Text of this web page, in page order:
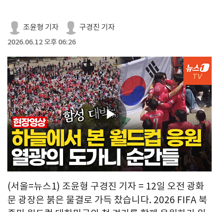
조윤형 기자 구경진 기자
2026.06.12 오후 06:26
Play
Video
(서울=뉴스1) 조윤형 구경진 기자 = 12일 오전 광화
문 광장은 붉은 물결로 가득 찼습니다. 2026 FIFA 북